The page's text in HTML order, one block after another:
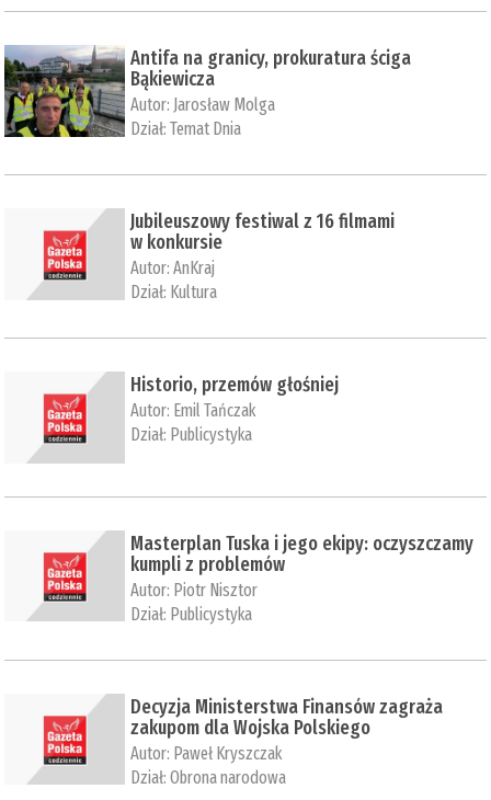
Antifa na granicy, prokuratura ściga
Bąkiewicza
Autor: Jarosław Molga
Dział:Temat Dnia
Jubileuszowy festiwal z 16 filmami
w konkursie
Autor:AnKraj
Dział: Kultura
Historio, przemów głośniej
Autor: Emil Tańczak
Dział: Publicystyka
Masterplan Tuska i jego ekipy: oczyszczamy
kumpli z problemów
Autor: Piotr Nisztor
Dział: Publicystyka
Decyzja Ministerstwa Finansów zagraża
zakupom dla Wojska Polskiego
Autor: Paweł Kryszczak
Dział:Obrona narodowa